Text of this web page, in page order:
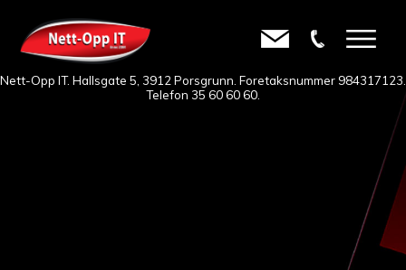
Nett-Opp IT. Hallsgate 5, 3912 Porsgrunn. Foretaksnummer 984317123.
Telefon 35 60 60 60